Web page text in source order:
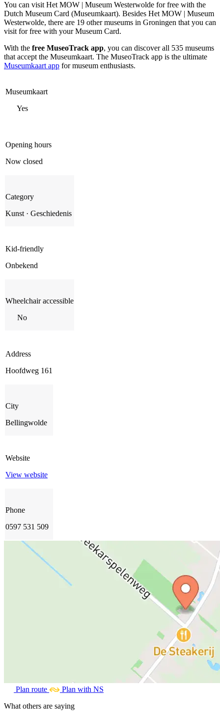
You can visit Het MOW | Museum Westerwolde for free with the
Dutch Museum Card (Museumkaart). Besides Het MOW | Museum
Westerwolde, there are 19 other museums in Groningen that you can
visit for free with your Museum Card.
With the free MuseoTrack app, you can discover all 535 museums
that accept the Museumkaart. The MuseoTrack app is the ultimate
Museumkaart app for museum enthusiasts.
Museumkaart
Yes
Opening hours
Now closed
Category
Kunst · Geschiedenis
Kid-friendly
Onbekend
Wheelchair accessible
No
Address
Hoofdweg 161
City
Bellingwolde
Website
View website
Phone
0597 531 509
Plan route
Plan with NS
What others are saying